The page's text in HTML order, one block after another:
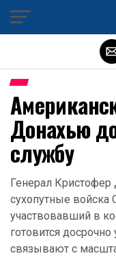
Донахью
службу
Генерал
сухопутные
участвовавший в
готовится досрочно
связывают с